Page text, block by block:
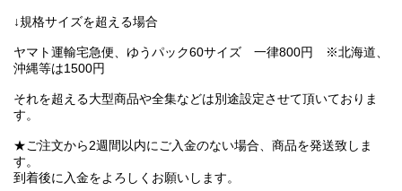
↓規格サイズを超える場合
ヤマト運輸宅急便、ゆうパック60サイズ 一律800円 ※北海道、
沖縄等は1500円
それを超える大型商品や全集などは別途設定させて頂いておりま
す。
★ご注文から2週間以内にご入金のない場合、商品を発送致しま
す。
到着後に入金をよろしくお願いします。